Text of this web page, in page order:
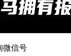
微信号